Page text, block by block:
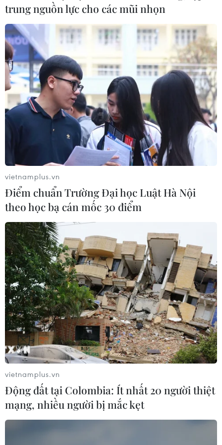
xảy ra hỏa hoạn khiến 1 người tử vong.
trung nguồn lực cho các mũi nhọn
vietnamplus.vn
Điểm chuẩn Trường Đại học Luật Hà Nội
theo học bạ cán mốc 30 điểm
vietnamplus.vn
Động đất tại Colombia: Ít nhất 20 người thiệt
mạng, nhiều người bị mắc kẹt